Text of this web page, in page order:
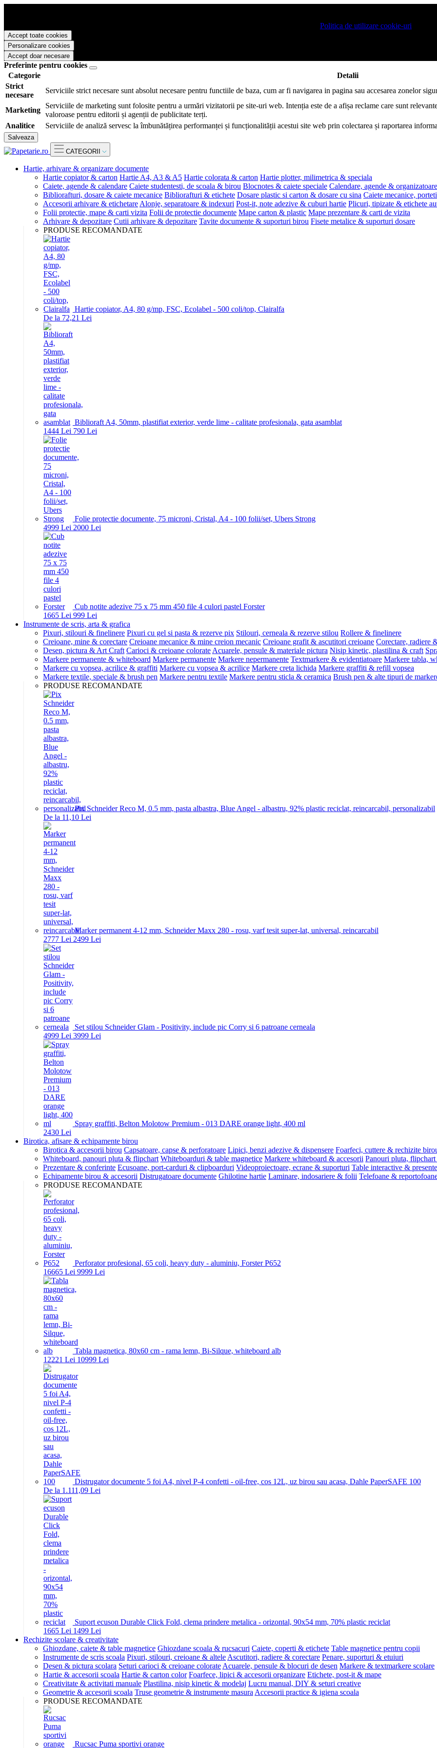
Politica de utilizare cookie-uri
Accept toate cookies
Personalizare cookies
Accept doar necesare
Preferinte pentru cookies
Categorie
Detalii
Strict
necesare
Serviciile strict necesare sunt absolut necesare pentru functiile de baza, cum ar fi navigarea in pagina sau accesarea zonelor
Marketing
Serviciile de marketing sunt folosite pentru a urmări vizitatorii pe site-uri web. Intenția este de a afișa reclame care sunt
valoroase pentru editorii și agenții de publicitate terți.
Analitice
Serviciile de analiză servesc la îmbunătățirea performanței și funcționalității acestui site web prin colectarea și raportarea
Salveaza
CATEGORII
Hartie, arhivare & organizare documente
Hartie copiator & carton Hartie A4, A3 & A5 Hartie colorata & carton Hartie plotter, milimetrica & speciala
Caiete, agende & calendare Caiete studentesti, de scoala & birou Blocnotes & caiete speciale Calendare, agende & organizatoare
Bibliorafturi, dosare & caiete mecanice Bibliorafturi & etichete Dosare plastic si carton & dosare cu sina Caiete mecanice,
Accesorii arhivare & etichetare Alonje, separatoare & indexuri Post-it, note adezive & cuburi hartie Plicuri, tipizate & etichete
Folii protectie, mape & carti vizita Folii de protectie documente Mape carton & plastic Mape prezentare & carti de vizita
Arhivare & depozitare Cutii arhivare & depozitare Tavite documente & suporturi birou Fisete metalice & suporturi dosare
PRODUSE RECOMANDATE
Hartie copiator, A4, 80 g/mp, FSC, Ecolabel - 500 coli/top, Clairalfa
De la 72,21 Lei
Biblioraft A4, 50mm, plastifiat exterior, verde lime - calitate profesionala, gata asamblat
1444 Lei 790 Lei
Folie protectie documente, 75 microni, Cristal, A4 - 100 folii/set, Ubers Strong
4999 Lei 2000 Lei
Cub notite adezive 75 x 75 mm 450 file 4 culori pastel Forster
1665 Lei 999 Lei
Instrumente de scris, arta & grafica
Pixuri, stilouri & finelinere Pixuri cu gel si pasta & rezerve pix Stilouri, cerneala & rezerve stilou Rollere & finelinere
Creioane, mine & corectare Creioane mecanice & mine creion mecanic Creioane grafit & ascutitori creioane Corectare, radiere
Desen, pictura & Art Craft Carioci & creioane colorate Acuarele, pensule & materiale pictura Nisip kinetic, plastilina & craft
Markere permanente & whiteboard Markere permanente Markere nepermanente Textmarkere & evidentiatoare Markere tabla,
Markere cu vopsea, acrilice & graffiti Markere cu vopsea & acrilice Markere creta lichida Markere graffiti & refill vopsea
Markere textile, speciale & brush pen Markere pentru textile Markere pentru sticla & ceramica Brush pen & alte tipuri de
PRODUSE RECOMANDATE
Pix Schneider Reco M, 0.5 mm, pasta albastra, Blue Angel - albastru, 92% plastic reciclat, reincarcabil, personalizabil
De la 11,10 Lei
Marker permanent 4-12 mm, Schneider Maxx 280 - rosu, varf tesit super-lat, universal, reincarcabil
2777 Lei 2499 Lei
Set stilou Schneider Glam - Positivity, include pic Corry si 6 patroane cerneala
4999 Lei 3999 Lei
Spray graffiti, Belton Molotow Premium - 013 DARE orange light, 400 ml
2430 Lei
Birotica, afisare & echipamente birou
Birotica & accesorii birou Capsatoare, capse & perforatoare Lipici, benzi adezive & dispensere Foarfeci, cuttere & rechizite
Whiteboard, panouri pluta & flipchart Whiteboarduri & table magnetice Markere whiteboard & accesorii Panouri pluta,
Prezentare & conferinte Ecusoane, port-carduri & clipboarduri Videoproiectoare, ecrane & suporturi Table interactive &
Echipamente birou & accesorii Distrugatoare documente Ghilotine hartie Laminare, indosariere & folii Telefoane &
PRODUSE RECOMANDATE
Perforator profesional, 65 coli, heavy duty - aluminiu, Forster P652
16665 Lei 9999 Lei
Tabla magnetica, 80x60 cm - rama lemn, Bi-Silque, whiteboard alb
12221 Lei 10999 Lei
Distrugator documente 5 foi A4, nivel P-4 confetti - oil-free, cos 12L, uz birou sau acasa, Dahle PaperSAFE 100
De la 1.111,09 Lei
Suport ecuson Durable Click Fold, clema prindere metalica - orizontal, 90x54 mm, 70% plastic reciclat
1665 Lei 1499 Lei
Rechizite scolare & creativitate
Ghiozdane, caiete & table magnetice Ghiozdane scoala & rucsacuri Caiete, coperti & etichete Table magnetice pentru copii
Instrumente de scris scoala Pixuri, stilouri, creioane & altele Ascutitori, radiere & corectare Penare, suporturi & etuiuri
Desen & pictura scolara Seturi carioci & creioane colorate Acuarele, pensule & blocuri de desen Markere & textmarkere scolare
Hartie & accesorii scoala Hartie & carton color Foarfece, lipici & accesorii organizare Etichete, post-it & mape
Creativitate & activitati manuale Plastilina, nisip kinetic & modelaj Lucru manual, DIY & seturi creative
Geometrie & accesorii scoala Truse geometrie & instrumente masura Accesorii practice & igiena scoala
PRODUSE RECOMANDATE
Rucsac Puma sportivi orange